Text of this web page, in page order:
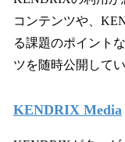
コンテンツや、
る課題のポイント
ツを随時公開してい
KENDRIX Media